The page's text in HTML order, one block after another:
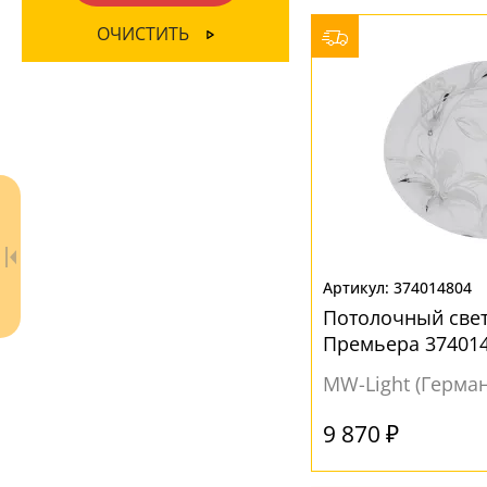
374014804
Потолочный
Премьера
MW-Light
9 870 ₽
Вниз(11)
ПОВЕРХНОСТЬ
ОЧИСТИТЬ